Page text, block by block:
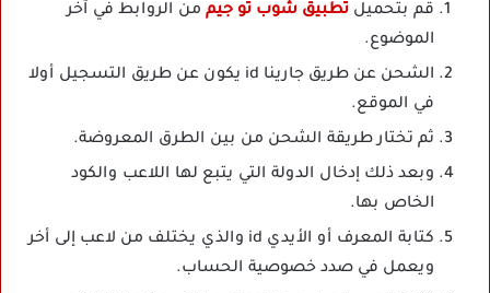
قم بتحميل تطبيق شوب تو جيم من الروابط في آخر
الموضوع.
الشحن عن طريق جارينا id يكون عن طريق التسجيل أولا
في الموقع.
ثم تختار طريقة الشحن من بين الطرق المعروضة.
وبعد ذلك إدخال الدولة التي يتبع لها اللاعب والكود
الخاص بها.
كتابة المعرف أو الأيدي id والذي يختلف من لاعب إلى أخر
ويعمل في صدد خصوصية الحساب.